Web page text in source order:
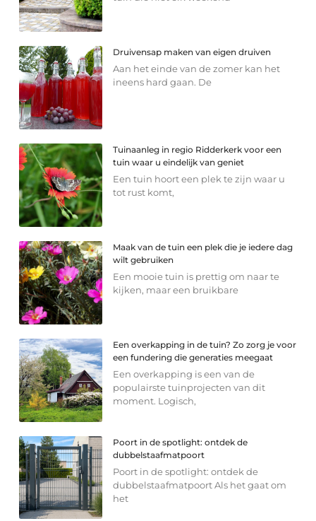
Druivensap maken van eigen druiven
Aan het einde van de zomer kan het
ineens hard gaan. De
Tuinaanleg in regio Ridderkerk voor een
tuin waar u eindelijk van geniet
Een tuin hoort een plek te zijn waar u
tot rust komt,
Maak van de tuin een plek die je iedere dag
wilt gebruiken
Een mooie tuin is prettig om naar te
kijken, maar een bruikbare
Een overkapping in de tuin? Zo zorg je voor
een fundering die generaties meegaat
Een overkapping is een van de
populairste tuinprojecten van dit
moment. Logisch,
Poort in de spotlight: ontdek de
dubbelstaafmatpoort
Poort in de spotlight: ontdek de
dubbelstaafmatpoort Als het gaat om
het